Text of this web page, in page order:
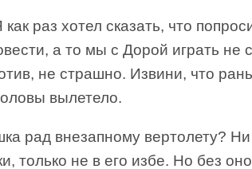
раз хотел сказать, что
а то мы с Дорой играть не
не страшно. Извини, что
вылетело.
рад внезапному вертолету? Ни
только не в его избе. Но без